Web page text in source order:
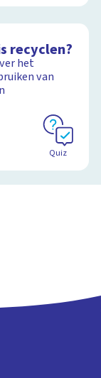
recyclen?
het
van
Quiz